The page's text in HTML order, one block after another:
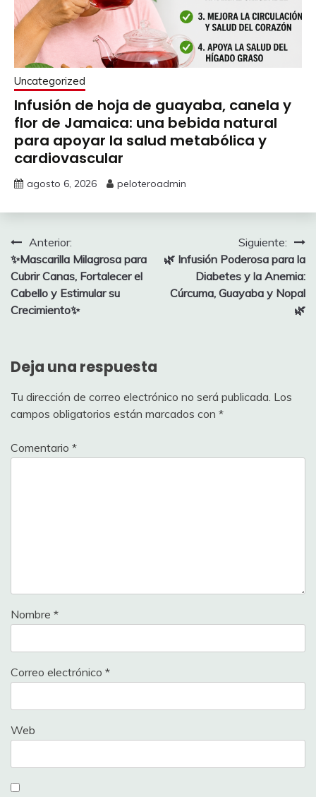
Uncategorized
Infusión de hoja de guayaba, canela y
flor de Jamaica: una bebida natural
para apoyar la salud metabólica y
cardiovascular
agosto 6, 2026 peloteroadmin
Navegación
de
entradas
Anterior:
✨Mascarilla Milagrosa para
Cubrir Canas, Fortalecer el
Cabello y Estimular su
Crecimiento✨
Siguiente:
🌿 Infusión Poderosa para la
Diabetes y la Anemia:
Cúrcuma, Guayaba y Nopal
🌿
Deja una respuesta
Tu dirección de correo electrónico no será publicada. Los
campos obligatorios están marcados con *
Comentario *
Nombre *
Correo electrónico *
Web